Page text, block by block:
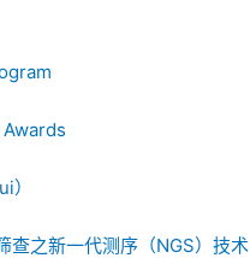
查之新一代测序（NGS）技术